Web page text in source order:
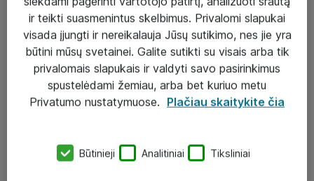
Sprendimai
Įgyvendinti projektai
Atea ekspertų patarimai verslui
eShop@atea.lt
ir teikti suasmenintus skelbimus. Privalomi slapukai
visada įjungti ir nereikalauja Jūsų sutikimo, nes jie yra
būtini mūsų svetainei. Galite sutikti su visais arba tik
privalomais slapukais ir valdyti savo pasirinkimus
spustelėdami žemiau, arba bet kuriuo metu
Privatumo nustatymuose. Plačiau skaitykite čia
Būtinieji Analitiniai Tiksliniai